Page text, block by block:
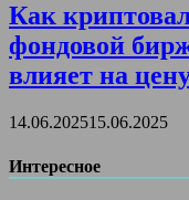
Как
фондовой
влияет на
14.06.202515.06.2025
Интересное